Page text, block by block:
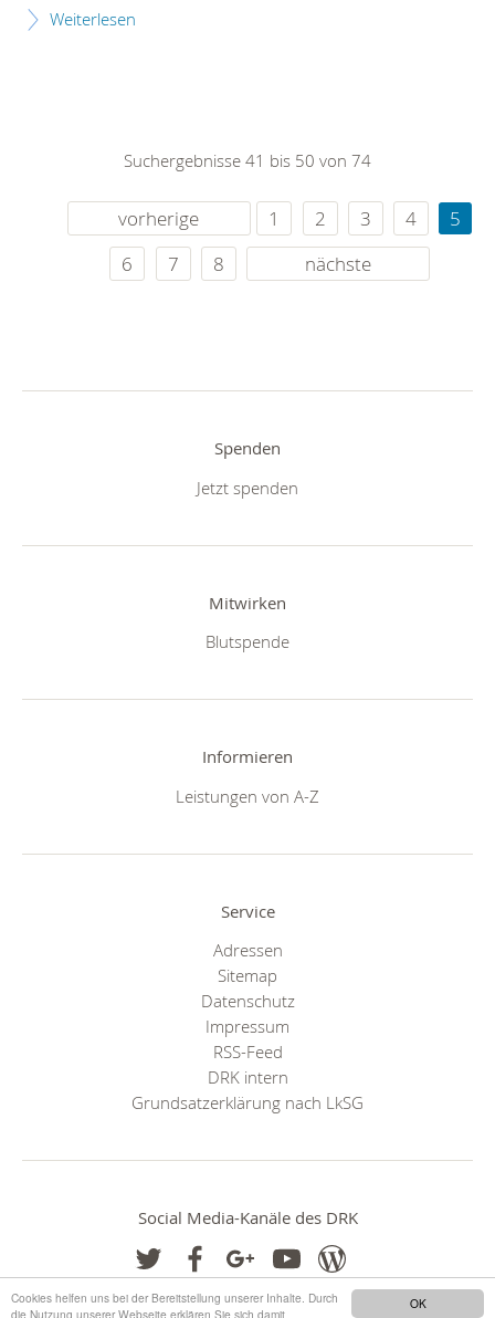
OK
Cookies helfen uns bei der Bereitstellung unserer Inhalte. Durch
die Nutzung unserer Webseite erklären Sie sich damit
Weiterlesen
Suchergebnisse 41 bis 50 von 74
vorherige 1 2 3 4
5
6
7 8 nächste
Spenden
Jetzt spenden
Mitwirken
Blutspende
Informieren
Leistungen von A-Z
Service
Adressen
Sitemap
Datenschutz
Impressum
RSS-Feed
DRK intern
Grundsatzerklärung nach LkSG
Social Media-Kanäle des DRK